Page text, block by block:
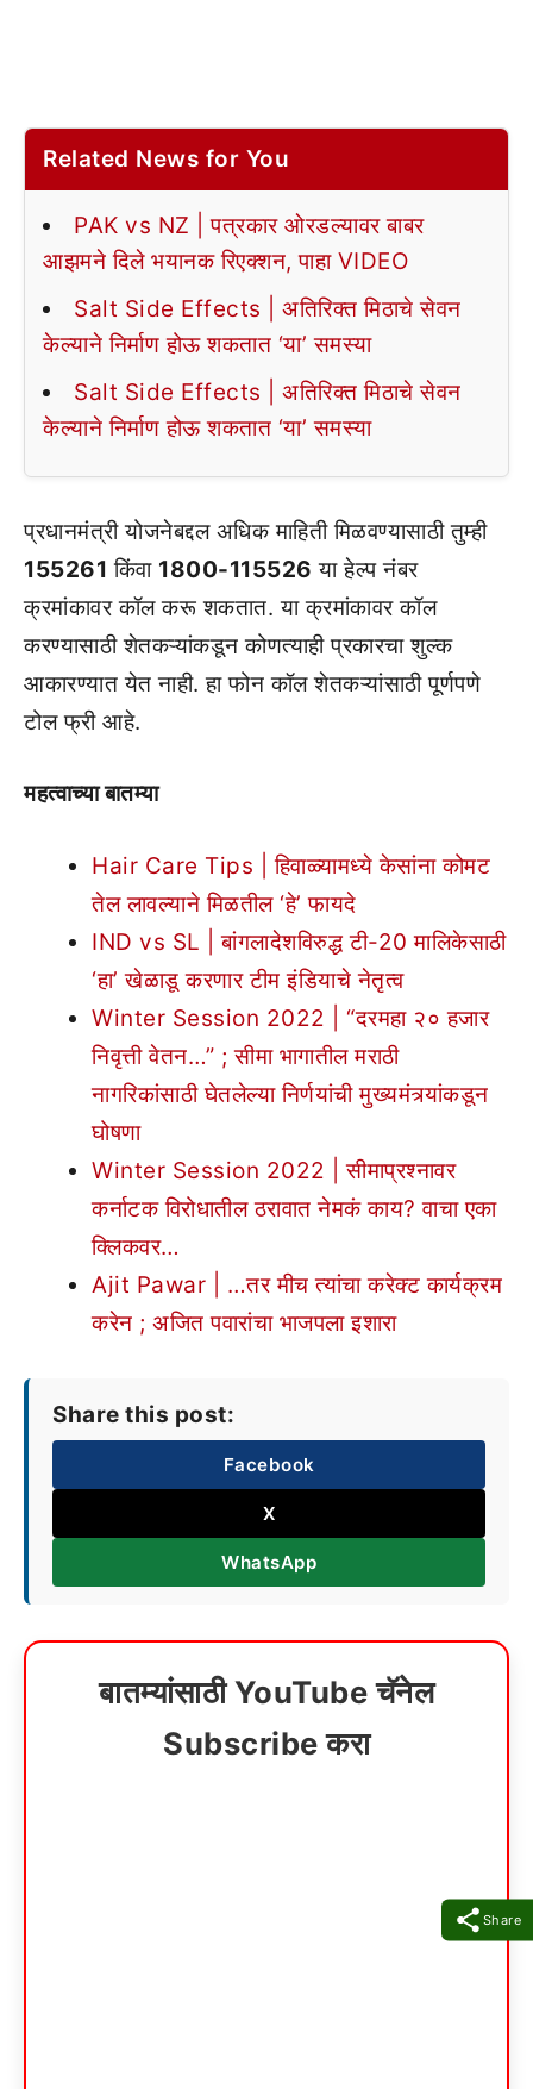
Share
Related News for You
PAK vs NZ | पत्रकार ओरडल्यावर बाबर
आझमने दिले भयानक रिएक्शन, पाहा VIDEO
Salt Side Effects | अतिरिक्त मिठाचे सेवन
केल्याने निर्माण होऊ शकतात ‘या’ समस्या
Salt Side Effects | अतिरिक्त मिठाचे सेवन
केल्याने निर्माण होऊ शकतात ‘या’ समस्या
प्रधानमंत्री योजनेबद्दल अधिक माहिती मिळवण्यासाठी तुम्ही
155261 किंवा 1800-115526 या हेल्प नंबर
क्रमांकावर कॉल करू शकतात. या क्रमांकावर कॉल
करण्यासाठी शेतकऱ्यांकडून कोणत्याही प्रकारचा शुल्क
आकारण्यात येत नाही. हा फोन कॉल शेतकऱ्यांसाठी पूर्णपणे
टोल फ्री आहे.
महत्वाच्या बातम्या
Hair Care Tips | हिवाळ्यामध्ये केसांना कोमट
तेल लावल्याने मिळतील ‘हे’ फायदे
IND vs SL | बांगलादेशविरुद्ध टी-20 मालिकेसाठी
‘हा’ खेळाडू करणार टीम इंडियाचे नेतृत्व
Winter Session 2022 | “दरमहा २० हजार
निवृत्ती वेतन…” ; सीमा भागातील मराठी
नागरिकांसाठी घेतलेल्या निर्णयांची मुख्यमंत्र्यांकडून
घोषणा
Winter Session 2022 | सीमाप्रश्नावर
कर्नाटक विरोधातील ठरावात नेमकं काय? वाचा एका
क्लिकवर…
Ajit Pawar | …तर मीच त्यांचा करेक्ट कार्यक्रम
करेन ; अजित पवारांचा भाजपला इशारा
Share this post:
Facebook
X
WhatsApp
बातम्यांसाठी YouTube चॅनेल
Subscribe करा